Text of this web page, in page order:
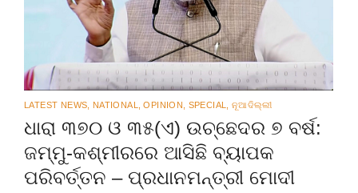
LATEST NEWS NATIONAL OPINION SPECIAL ନୂଆଦିଲ୍ଲୀ
ଧାରା ୩୭୦ ଓ ୩୫(ଏ) ଉଚ୍ଛେଦର ୭ ବର୍ଷ:
ଜମ୍ମୁ-କଶ୍ମୀରରେ ଆସିଛି ବ୍ୟାପକ
ପରିବର୍ତ୍ତନ – ପ୍ରଧାନମନ୍ତ୍ରୀ ମୋଦୀ